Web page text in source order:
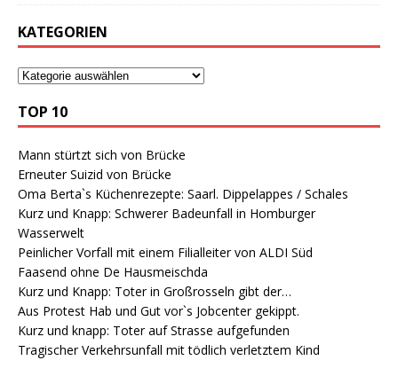
KATEGORIEN
TOP 10
Mann stürtzt sich von Brücke
Erneuter Suizid von Brücke
Oma Berta`s Küchenrezepte: Saarl. Dippelappes / Schales
Kurz und Knapp: Schwerer Badeunfall in Homburger
Wasserwelt
Peinlicher Vorfall mit einem Filialleiter von ALDI Süd
Faasend ohne De Hausmeischda
Kurz und Knapp: Toter in Großrosseln gibt der…
Aus Protest Hab und Gut vor`s Jobcenter gekippt.
Kurz und knapp: Toter auf Strasse aufgefunden
Tragischer Verkehrsunfall mit tödlich verletztem Kind